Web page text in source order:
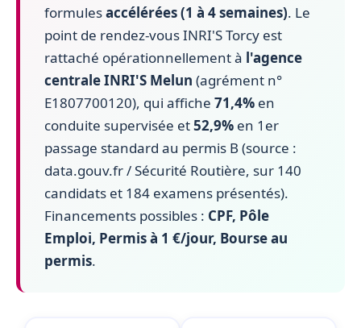
formulesaccélérées (1 à 4 semaines). Le
point de rendez-vous INRI'S Torcy est
rattaché opérationnellement à l'agence
centrale INRI'S Melun (agrément n°
E1807700120), qui affiche 71,4% en
conduite supervisée et52,9% en 1er
passage standard au permis B (source :
data.gouv.fr / Sécurité Routière, sur 140
candidats et 184 examens présentés).
Financements possibles : CPF, Pôle
Emploi, Permis à 1 €/jour, Bourse au
permis.